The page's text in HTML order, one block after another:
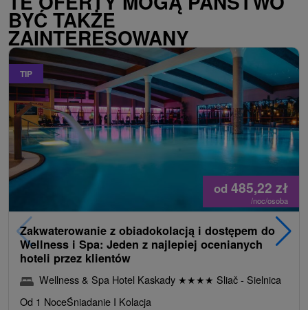
BYĆ TAKŻE
ZAINTERESOWANY
TIP
od 485,22 zł
/noc/osoba
Zakwaterowanie z obiadokolacją i dostępem do
Wellness i Spa: Jeden z najlepiej ocenianych
hoteli przez klientów
Wellness & Spa Hotel Kaskady ★★★★ Sliač - Sielnica
Od 1 NoceŚniadanie I Kolacja